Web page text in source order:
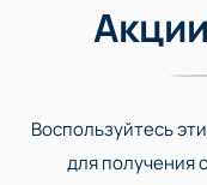
Воспользуйтесь
для получения